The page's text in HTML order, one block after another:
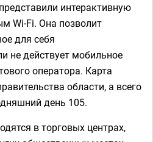
интерактивную
Wi‑Fi. Она позволит
для себя
не действует мобильное
оператора. Карта
области, а всего
день 105.
в торговых центрах,